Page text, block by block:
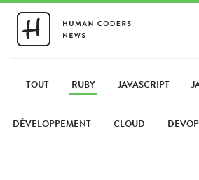
PARTAGER UN LIEN
TOUT RUBY JAVASCRIPT
DÉVELOPPEMENT CLOUD